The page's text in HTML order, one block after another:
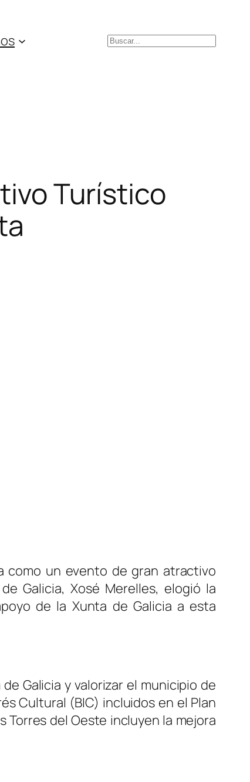
Buscar
Turístico
como un evento de gran atractivo
Galicia, Xosé Merelles, elogió la
de la Xunta de Galicia a esta
Galicia y valorizar el municipio de
Cultural (BIC) incluidos en el Plan
del Oeste incluyen la mejora